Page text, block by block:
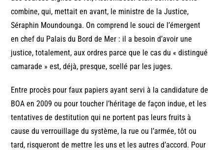
combine, qui, mettait en avant, le ministre de la Justice,
Séraphin Moundounga. On comprend le souci de l’émergent
en chef du Palais du Bord de Mer : il a besoin d’avoir une
justice, totalement, aux ordres parce que le cas du « distingué
camarade » est, déjà, presque, scellé par les juges.
Entre procès pour faux papiers ayant servi à la candidature de
BOA en 2009 ou pour toucher l’héritage de façon indue, et les
tentatives de destitution qui ne portent pas leurs fruits à
cause du verrouillage du système, la rue ou l’armée, tôt ou
tard, risqueront de mettre les uns et les autres d’accord. Pour